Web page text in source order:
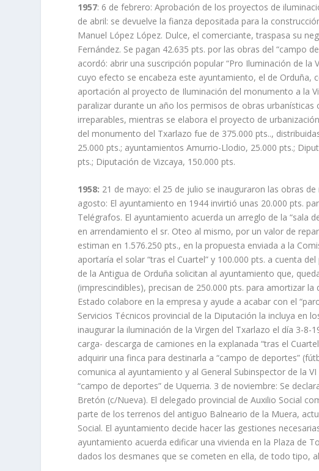
1957: 6 de febrero: Aprobación de los proyectos de
de abril: se devuelve la fianza depositada para la
Manuel López López. Dulce, el comerciante, traspasa su
Fernández. Se pagan 42.635 pts. por las obras del “campo
acordó: abrir una suscripción popular “Pro Iluminación de
cuyo efecto se encabeza este ayuntamiento, el de Orduña,
aportación al proyecto de Iluminación del monumento a la
paralizar durante un año los permisos de obras
irreparables, mientras se elabora el proyecto de
del monumento del Txarlazo fue de 375.000 pts..,
25.000 pts.; ayuntamientos Amurrio-Llodio, 25.000 pts.;
pts.; Diputación de Vizcaya, 150.000 pts.
1958: 21 de mayo: el 25 de julio se inauguraron las obras
agosto: El ayuntamiento en 1944 invirtió unas 20.000 pts.
Telégrafos. El ayuntamiento acuerda un arreglo de la “sala
en arrendamiento el sr. Oteo al mismo, por un valor de
estiman en 1.576.250 pts., en la propuesta enviada a la
aportaría el solar “tras el Cuartel” y 100.000 pts. a cuenta
de la Antigua de Orduña solicitan al ayuntamiento que,
(imprescindibles), precisan de 250.000 pts. para amortizar
Estado colabore en la empresa y ayude a acabar con el
Servicios Técnicos provincial de la Diputación la incluya en
inaugurar la iluminación de la Virgen del Txarlazo el día 3-
carga- descarga de camiones en la explanada “tras el
adquirir una finca para destinarla a “campo de deportes”
comunica al ayuntamiento y al General Subinspector de la
“campo de deportes” de Uquerria. 3 de noviembre: Se
Bretón (c/Nueva). El delegado provincial de Auxilio Social
parte de los terrenos del antiguo Balneario de la Muera,
Social. El ayuntamiento decide hacer las gestiones
ayuntamiento acuerda edificar una vivienda en la Plaza de
dados los desmanes que se cometen en ella, de todo tipo,